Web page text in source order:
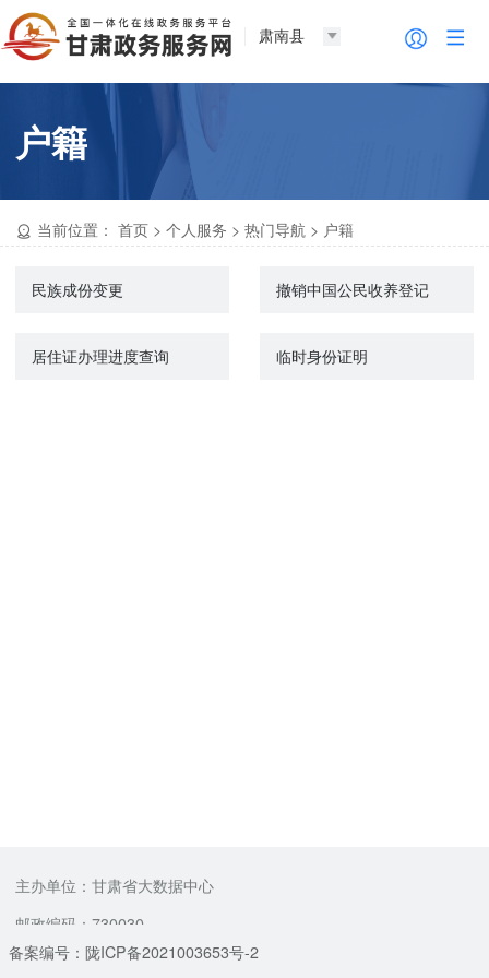
肃南县
户籍
当前位置： 首页 >个人服务 >热门导航 > 户籍
民族成份变更 撤销中国公民收养登记
居住证办理进度查询 临时身份证明
主办单位：甘肃省大数据中心
邮政编码：730030
备案编号：陇ICP备2021003653号-2